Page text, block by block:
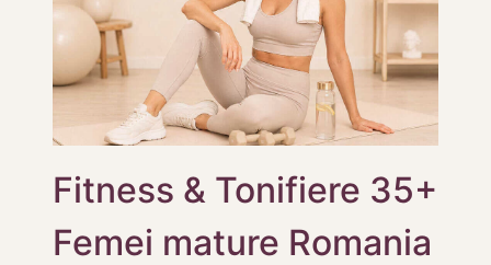
Fitness & Tonifiere 35+
Femei mature Romania